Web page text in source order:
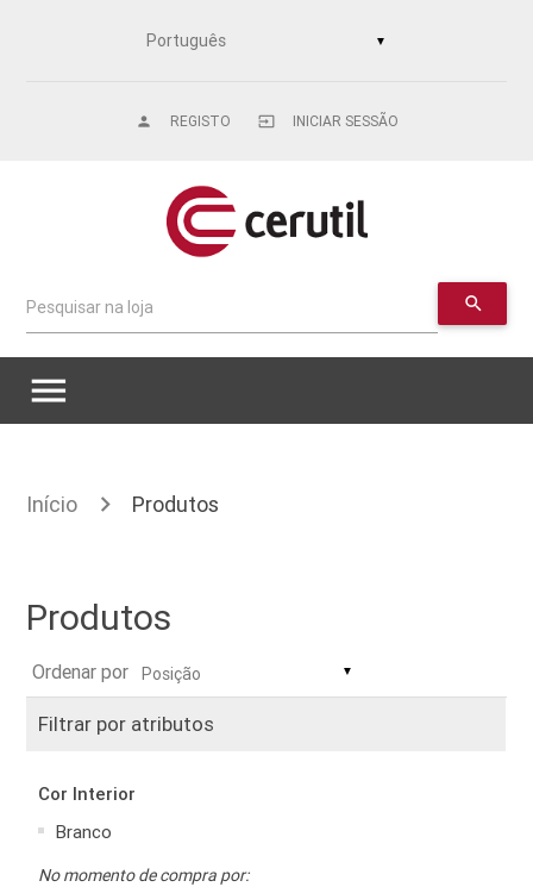
▼
REGISTO
person INICIAR SESSÃO
input
Pesquisar na loja search
menu
Início Produtos
Produtos
Ordenar por ▼
Filtrar por atributos
Cor Interior
Branco
No momento de compra por: